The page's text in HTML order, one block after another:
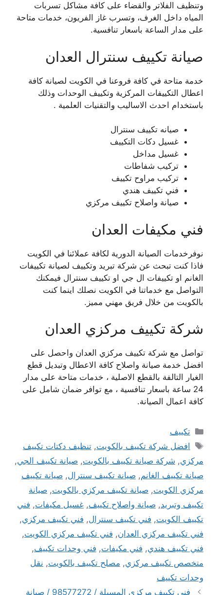
وتنظيف الفلاتر والقضاء على كافة مشاكل تسربات
المياه داخل الغرف، وتسرب غاز الفريون، خدمات متاحة
على مدار الساعة باسعار تنافسية.
صيانة تكييف سنترال العدان
خدمة متاحة في كافة فروعنا في الكويت لصيانة كافة
اعطال التكييفات المركزية وتكييف الوحدات وذلك
باستخدام احدث الاساليب والتقنيات العلمية .
صيانه تكييف سنترال
غسيل دكات التكييف
غسيل مداخل
تركيب شفاطات
تركيب مراوح تكييف
فني تكييف هندي
صيانة واصلاح تكييف مركزي
فني مكيفات العدان
نوفرخدمات الصيانة الدورية لكافة عملائنا في الكويت
فاذا كنت تبحث عن شركة تبريد وتكييف لصيانة تكييفات
الغانم او تكييفات ال جي او تكييف سنترال فيمكنك
التواصل مع خدماتنا في الكويت نصلك اينما كنت
بالكويت من خلال فريق مهني مميز.
شركة تكييف مركزي العدان
تواصل مع شركة تكييف مركزي العدان واحصل على
افضل خدمة صيانة واصلاح كافة الاعطال وتبديل قطع
الغيار التالفة بالقطع الاصلية ، خدمات متاحة على مدار
24 ساعة باسعار تنافسية ، مع توافر ضمان شامل على
كافة اعمال الصيانة.
التصنيفات
تكييف
الوسوم
افضل شركة تكييف بالكويت,تنظيف دكتات تكييف
مركزي, شركة صيانة تكييف بالكويت, صيانة تكييف الجي,
صيانة تكييف الغانم, صيانة تكييف سنترال, صيانة تكييف
مركزي الكويت, صيانة تكييف مركزي بالكويت, صيانة
تكييف وتبريد, صيانة واصلاح تكييف, غسيل مكيفات, فني
تكييف الكويت, فني تكييف سنترال, فني تكييف مركزي,
فني تكييف مركزي العدان, فني تكييف مركزي الكويت,
فني تكييف هندي, فني مكيفات, فني وحدات تكييف,
متخصص تكييف مركزي, مصلح تكييف بالكويت, نقل
وحدات تكييف
فني تكييف مركزي المسيلة / 98577272 / صيانة